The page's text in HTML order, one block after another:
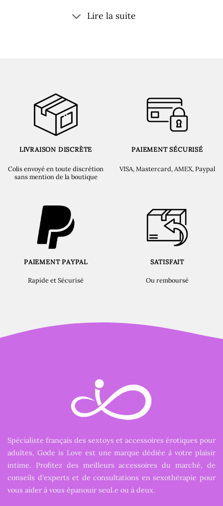
Lire la suite
LIVRAISON DISCRÈTE
Colis envoyé en toute discrétion
sans mention de la boutique
PAIEMENT SÉCURISÉ
VISA, Mastercard, AMEX, Paypal
PAIEMENT PAYPAL
Rapide et Sécurisé
SATISFAIT
Ou remboursé
Spécialiste français des sextoys et accessoires érotiques pour
adultes, Gode is Love est une marque dédiée à votre plaisir
intime. Profitez des meilleurs accessoires du marché, de
conseils d'experts et de consultations en sexothérapie pour
vous aider à vous épanouir seul.e ou à deux.